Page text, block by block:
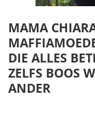
MAMA
DIE ALLES
ZELFS BOOS
ANDER